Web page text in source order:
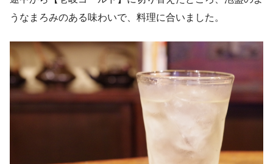
うなまろみのある味わいで、料理に合いました。